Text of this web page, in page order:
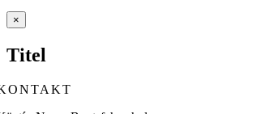
Close
product
view
×
Titel